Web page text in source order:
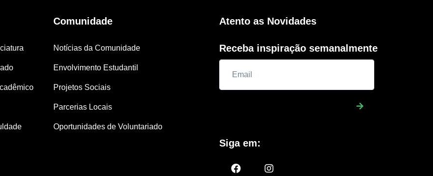
Comunidade
Notícias da Comunidade
Envolvimento Estudantil
Projetos Sociais
Parcerias Locais
Oportunidades de Voluntariado
Atento as Novidades
Receba inspiração semanalmente
Siga em: